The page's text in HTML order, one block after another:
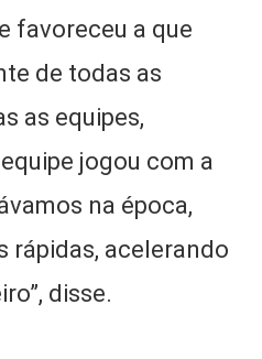
favoreceu a que
de todas as
as equipes,
jogou com a
na época,
rápidas, acelerando
disse.